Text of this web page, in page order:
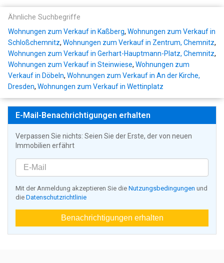
Ähnliche Suchbegriffe
Wohnungen zum Verkauf in Kaßberg, Wohnungen zum Verkauf in
Schloßchemnitz, Wohnungen zum Verkauf in Zentrum, Chemnitz,
Wohnungen zum Verkauf in Gerhart-Hauptmann-Platz, Chemnitz,
Wohnungen zum Verkauf in Steinwiese, Wohnungen zum
Verkauf in Döbeln, Wohnungen zum Verkauf in An der Kirche,
Dresden, Wohnungen zum Verkauf in Wettinplatz
E-Mail-Benachrichtigungen erhalten
Verpassen Sie nichts: Seien Sie der Erste, der von neuen
Immobilien erfährt
Mit der Anmeldung akzeptieren Sie die Nutzungsbedingungen und
die Datenschutzrichtlinie
Benachrichtigungen erhalten